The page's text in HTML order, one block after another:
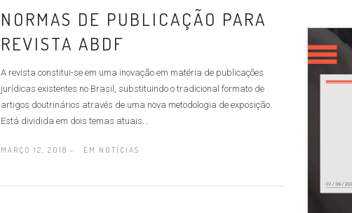
NORMAS DE PUBLICAÇÃO PARA
REVISTA ABDF
A revista constitui-se em uma inovação em matéria de publicações
jurídicas existentes no Brasil, substituindo o tradicional formato de
artigos doutrinários através de uma nova metodologia de exposição.
Está dividida em dois temas atuais...
MARÇO 12, 2018 - EM NOTÍCIAS